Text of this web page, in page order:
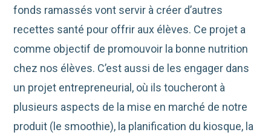
fonds ramassés vont servir à créer d’autres
recettes santé pour offrir aux élèves. Ce projet a
comme objectif de promouvoir la bonne nutrition
chez nos élèves. C’est aussi de les engager dans
un projet entrepreneurial, où ils toucheront à
plusieurs aspects de la mise en marché de notre
produit (le smoothie), la planification du kiosque, la